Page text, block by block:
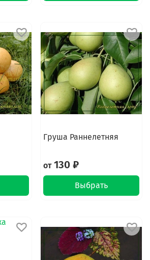
Груша Раннелетняя
от130 ₽
Выбрать